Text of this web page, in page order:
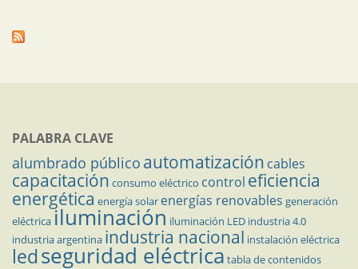
PALABRA CLAVE
alumbrado público automatización cables
capacitación consumo eléctrico control eficiencia
energética energía solar energías renovables generación
eléctricailuminación iluminación LED industria 4.0
industria argentina industria nacional instalación eléctrica
ledseguridad eléctrica tabla de contenidos